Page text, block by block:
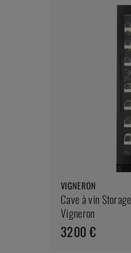
VIGNERON
Cave à vin
Vigneron
3200 €